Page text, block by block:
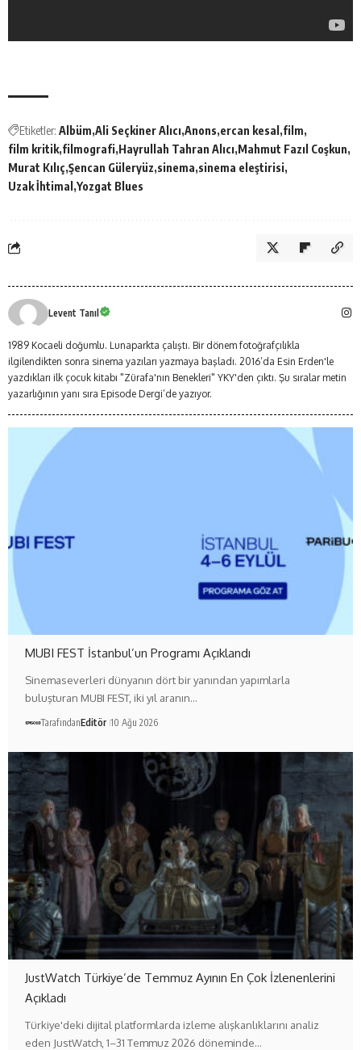
Etiketler: Albüm Ali Seçkiner Alıcı Anons ercan kesal film
film kritik filmografi Hayrullah Tahran Alıcı Mahmut Fazıl Coşkun
Murat Kılıç Şencan Güleryüz sinema sinema eleştirisi
Uzak İhtimal Yozgat Blues
Levent Tanıl
1989 Kocaeli doğumlu. Lunaparkta çalıştı. Bir dönem fotoğrafçılıkla
ilgilendikten sonra sinema yazıları yazmaya başladı. 2016’da Esin Erden'le
yazdıkları ilk çocuk kitabı "Zürafa'nın Benekleri" YKY'den çıktı. Şu sıralar metin
yazarlığının yanı sıra Episode Dergi’de yazıyor.
MUBI FEST İstanbul’un Programı Açıklandı
Sinemaseverleri dünyanın dört bir yanından yapımlarla
buluşturan MUBI FEST, iki yıl aranın…
TarafındanEditör 10 Ağu 2026
JustWatch Türkiye’de Temmuz Ayının En Çok İzlenenlerini
Açıkladı
Türkiye'deki dijital platformlarda izleme alışkanlıklarını analiz
eden JustWatch, 1–31 Temmuz 2026 döneminde…